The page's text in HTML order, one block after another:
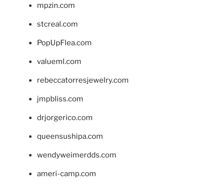
mpzin.com
stcreal.com
PopUpFlea.com
valueml.com
rebeccatorresjewelry.com
jmpbliss.com
drjorgerico.com
queensushipa.com
wendyweimerdds.com
ameri-camp.com